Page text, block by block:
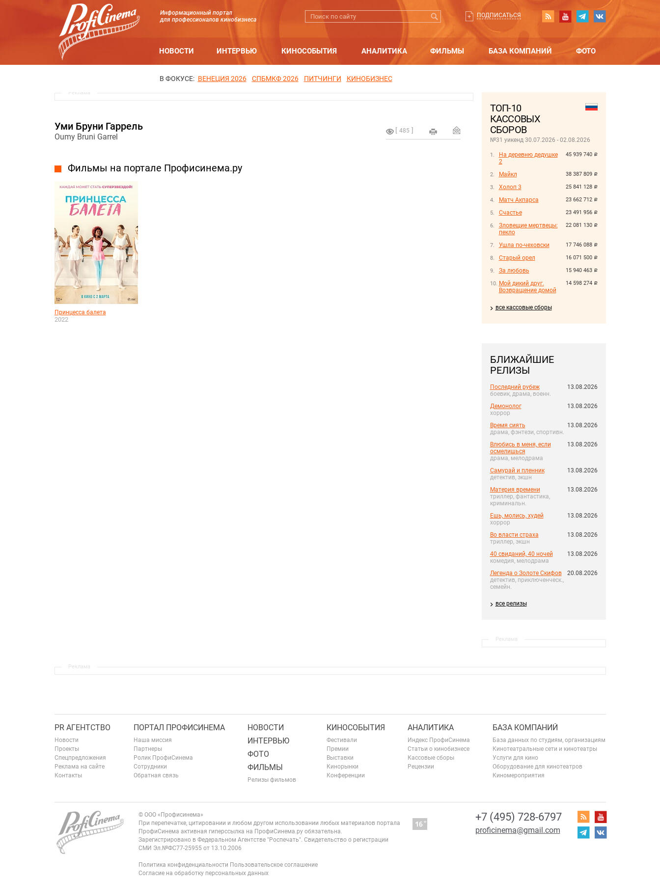
Информационный портал
для профессионалов кинобизнеса
ПОДПИСАТЬСЯ
НОВОСТИ ИНТЕРВЬЮ КИНОСОБЫТИЯ АНАЛИТИКА ФИЛЬМЫ БАЗА КОМПАНИЙ ФОТО
В ФОКУСЕ: ВЕНЕЦИЯ 2026 СПБМКФ 2026 ПИТЧИНГИ КИНОБИЗНЕС
ТОП-10
КАССОВЫХ
СБОРОВ
№31 уикенд 30.07.2026 - 02.08.2026
45 939 740 руб.
На деревню дедушке
2
38 387 809 руб.
Майкл
25 841 128 руб.
Холоп 3
23 662 712 руб.
Матч Акпарса
23 491 956 руб.
Счастье
22 081 130 руб.
Зловещие мертвецы:
пекло
17 746 088 руб.
Ушла по-чеховски
16 071 500 руб.
Старый орел
15 940 463 руб.
За любовь
14 598 274 руб.
Мой дикий друг.
Возвращение домой
все кассовые сборы
БЛИЖАЙШИЕ
РЕЛИЗЫ
Последний рубеж
боевик, драма, военн.
13.08.2026
Демонолог
хоррор
13.08.2026
Время сиять
драма, фэнтези, спортивн.
13.08.2026
Влюбись в меня, если
осмелишься
драма, мелодрама
13.08.2026
Самурай и пленник
детектив, экшн
13.08.2026
Материя времени
триллер, фантастика,
криминальн.
13.08.2026
Ешь, молись, худей
хоррор
13.08.2026
Во власти страха
триллер, экшн
13.08.2026
40 свиданий, 40 ночей
комедия, мелодрама
13.08.2026
Легенда о Золоте Скифов
детектив, приключенческ.,
семейн.
20.08.2026
все релизы
Реклама
Реклама
485
Уми Бруни Гаррель
Oumy Bruni Garrel
Фильмы на портале Профисинема.ру
Принцесса балета
2022
Реклама
PR АГЕНТСТВО
Новости
Проекты
Спецпредложения
Реклама на сайте
Контакты
ПОРТАЛ ПРОФИСИНЕМА
Наша миссия
Партнеры
Ролик ПрофиСинема
Сотрудники
Обратная связь
НОВОСТИ
ИНТЕРВЬЮ
ФОТО
ФИЛЬМЫ
Релизы фильмов
КИНОСОБЫТИЯ
Фестивали
Премии
Выставки
Кинорынки
Конференции
АНАЛИТИКА
Индекс ПрофиСинема
Статьи о кинобизнесе
Кассовые сборы
Рецензии
БАЗА КОМПАНИЙ
База данных по студиям, организациям
Кинотеатральные сети и кинотеатры
Услуги для кино
Оборудование для кинотеатров
Киномероприятия
+7 (495) 728-6797
proficinema@gmail.com
© ООО «Профисинема»
При перепечатке, цитировании и любом другом использовании любых материалов портала
ПрофиСинема активная гиперссылка на ПрофиСинема.ру обязательна.
Зарегистрировано в Федеральном Агентстве "Роспечать". Свидетельство о регистрации
СМИ Эл.№ФС77-25955 от 13.10.2006
Политика конфиденциальности Пользовательское соглашение
Согласие на обработку персональных данных